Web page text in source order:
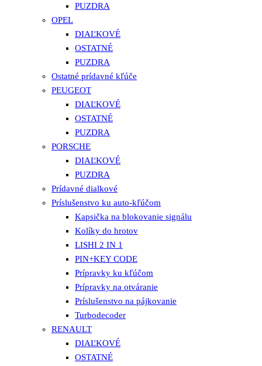
PUZDRA
OPEL
DIAĽKOVÉ
OSTATNÉ
PUZDRA
Ostatné prídavné kľúče
PEUGEOT
DIAĽKOVÉ
OSTATNÉ
PUZDRA
PORSCHE
DIAĽKOVÉ
PUZDRA
Prídavné dialkové
Príslušenstvo ku auto-kľúčom
Kapsička na blokovanie signálu
Kolíky do hrotov
LISHI 2 IN 1
PIN+KEY CODE
Prípravky ku kľúčom
Prípravky na otváranie
Príslušenstvo na pájkovanie
Turbodecoder
RENAULT
DIAĽKOVÉ
OSTATNÉ